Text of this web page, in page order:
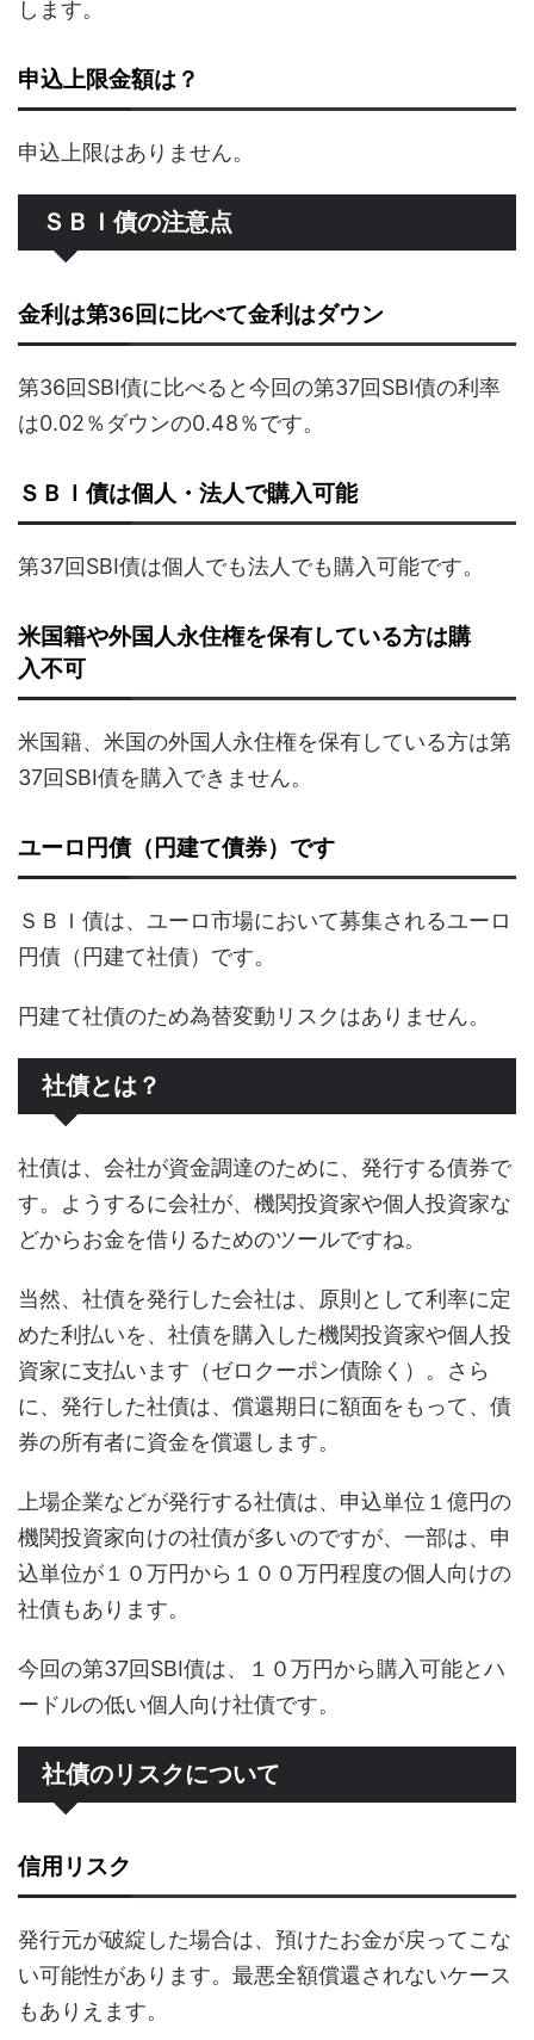
します。
申込上限金額は？
申込上限はありません。
ＳＢＩ債の注意点
金利は第36回に比べて金利はダウン
第36回SBI債に比べると今回の第37回SBI債の利率
は0.02％ダウンの0.48％です。
ＳＢＩ債は個人・法人で購入可能
第37回SBI債は個人でも法人でも購入可能です。
米国籍や外国人永住権を保有している方は購
入不可
米国籍、米国の外国人永住権を保有している方は第
37回SBI債を購入できません。
ユーロ円債（円建て債券）です
ＳＢＩ債は、ユーロ市場において募集されるユーロ
円債（円建て社債）です。
円建て社債のため為替変動リスクはありません。
社債とは？
社債は、会社が資金調達のために、発行する債券で
す。ようするに会社が、機関投資家や個人投資家な
どからお金を借りるためのツールですね。
当然、社債を発行した会社は、原則として利率に定
めた利払いを、社債を購入した機関投資家や個人投
資家に支払います（ゼロクーポン債除く）。さら
に、発行した社債は、償還期日に額面をもって、債
券の所有者に資金を償還します。
上場企業などが発行する社債は、申込単位１億円の
機関投資家向けの社債が多いのですが、一部は、申
込単位が１０万円から１００万円程度の個人向けの
社債もあります。
今回の第37回SBI債は、１０万円から購入可能とハ
ードルの低い個人向け社債です。
社債のリスクについて
信用リスク
発行元が破綻した場合は、預けたお金が戻ってこな
い可能性があります。最悪全額償還されないケース
もありえます。